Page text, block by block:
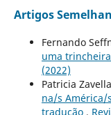
Artigos
Fernando
uma trincheira
(2022)
Patricia
na/s América/
tradução ,